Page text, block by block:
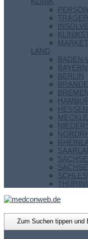
LAND
BADEN-
BAYERN
BERLIN
BREMEN
HESSEN